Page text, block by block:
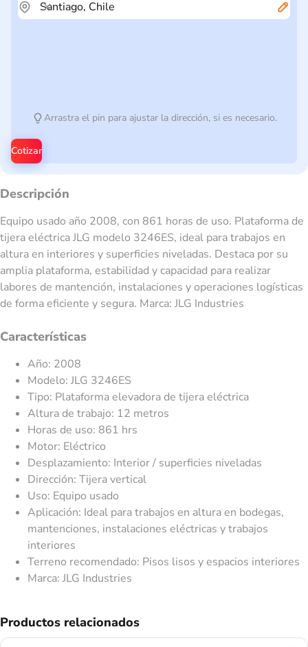
Arrastra el pin para ajustar la dirección, si es necesario.
Cotizar
Descripción
Equipo usado año 2008, con 861 horas de uso. Plataforma de
tijera eléctrica JLG modelo 3246ES, ideal para trabajos en
altura en interiores y superficies niveladas. Destaca por su
amplia plataforma, estabilidad y capacidad para realizar
labores de mantención, instalaciones y operaciones logísticas
de forma eficiente y segura. Marca: JLG Industries
Características
Año: 2008
Modelo: JLG 3246ES
Tipo: Plataforma elevadora de tijera eléctrica
Altura de trabajo: 12 metros
Horas de uso: 861 hrs
Motor: Eléctrico
Desplazamiento: Interior / superficies niveladas
Dirección: Tijera vertical
Uso: Equipo usado
Aplicación: Ideal para trabajos en altura en bodegas,
mantenciones, instalaciones eléctricas y trabajos
interiores
Terreno recomendado: Pisos lisos y espacios interiores
Marca: JLG Industries
Productos relacionados